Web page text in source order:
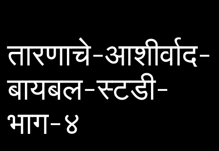
तारणाचे-आशीर्वाद-
बायबल-स्टडी-
भाग-४